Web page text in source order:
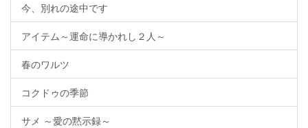
今、別れの途中です
アイテム～運命に導かれし２人～
春のワルツ
コクドゥの季節
サメ ～愛の黙示録～